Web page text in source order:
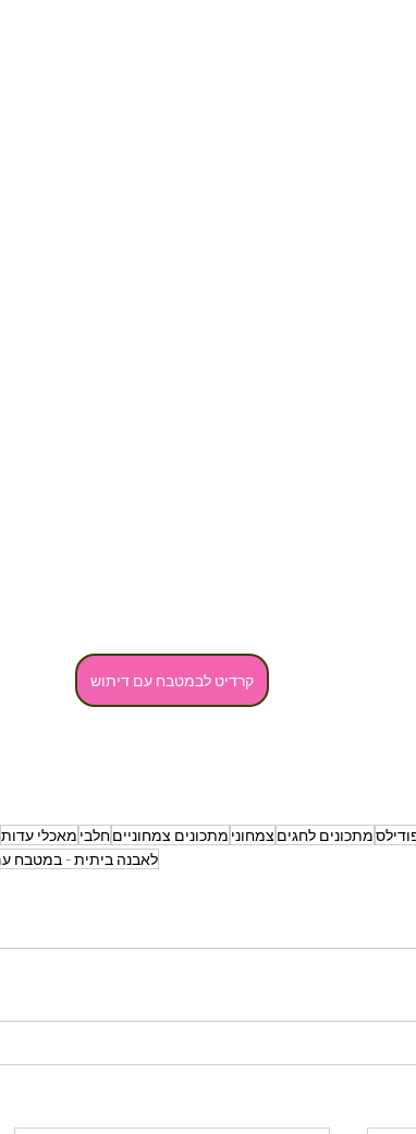
קרדיט לבמטבח עם דיתוש
מתכונים לחגים צמחוני מתכונים צמחונייםחלבי מאכלי עדות
לאבנה ביתית - במטבח